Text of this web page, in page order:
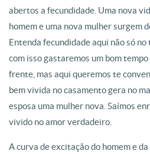
abertos a fecundidade. Uma nova
homem e uma nova mulher surgem
Entenda fecundidade aqui não só
com isso gastaremos um bom
frente, mas aqui queremos te
bem vivida no casamento gera no
esposa uma mulher nova. Saímos
vivido no amor verdadeiro.
A curva de excitação do homem e